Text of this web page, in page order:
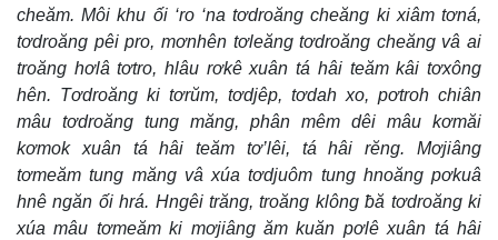
cheăm. Môi khu ối ‘ro ‘na tơdroăng cheăng ki xiâm tơná,
tơdroăng pêi pro, mơnhên tơleăng tơdroăng cheăng vâ ai
troăng hơlâ tơtro, hlâu rơkê xuân tá hâi teăm kâi tơxông
hên. Tơdroăng ki tơrŭm, tơdjêp, tơdah xo, pơtroh chiân
mâu tơdroăng tung măng, phân mêm dêi mâu kơmăi
kơmok xuân tá hâi teăm tơ’lêi, tá hâi rĕng. Mơjiâng
tơmeăm tung măng vâ xúa tơdjuôm tung hnoăng pơkuâ
hnê ngăn ối hrá. Hngêi trăng, troăng klông ƀă tơdroăng ki
xúa mâu tơmeăm ki mơjiâng ăm kuăn pơlê xuân tá hâi